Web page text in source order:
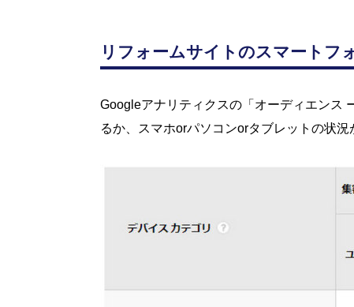
リフォームサイトのスマートフ
Googleアナリティクスの「オーディエンス
るか、スマホorパソコンorタブレットの状況